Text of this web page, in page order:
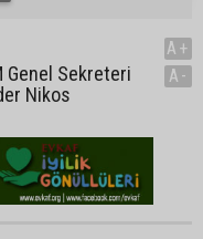
Genel Sekreteri
Nikos
A+
A-